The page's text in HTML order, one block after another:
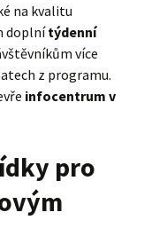
na kvalitu
doplnítýdenní
více
z programu.
infocentrum v
pro